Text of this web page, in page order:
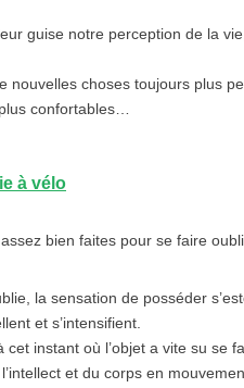
guise notre perception de la
nouvelles choses toujours plus
confortables…
à vélo
bien faites pour se faire
la sensation de posséder
et s’intensifient.
cet instant où l’objet a vite su se
et du corps en